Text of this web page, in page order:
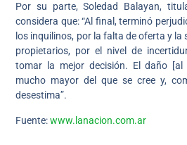
Por su parte, Soledad Balayan,
considera que: “Al final, terminó
los inquilinos, por la falta de oferta y la
propietarios, por el nivel de
tomar la mejor decisión. El daño [al
mucho mayor del que se cree y,
desestima”.
Fuente:www.lanacion.com.ar